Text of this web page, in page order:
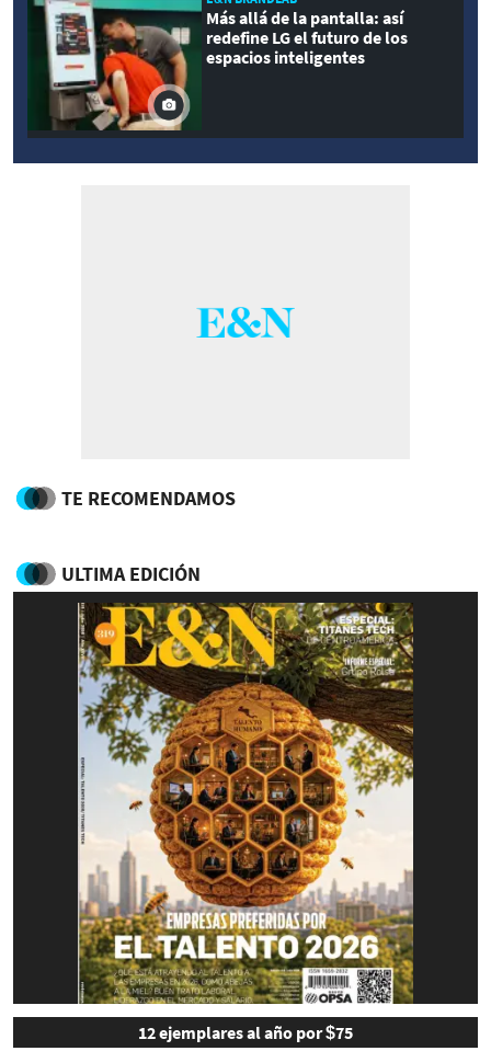
Más allá de la pantalla: así
redefine LG el futuro de los
espacios inteligentes
TE RECOMENDAMOS
ULTIMA EDICIÓN
12 ejemplares al año por $75